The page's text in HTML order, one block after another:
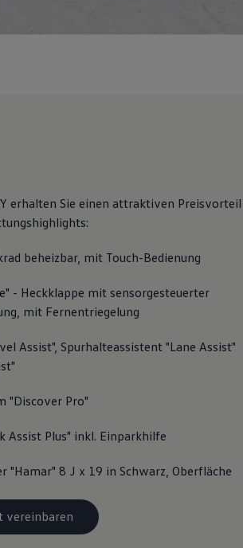
für Ihr Modell finden
Apps, Login und Shop
und Fahrzeug verbinden
Kundenbetreuung
und Kontrollleuchten
Betriebsanleitung
Beratung
R
Kundenbetreuung
erhalten Sie einen attraktiven Preisvorteil
beheizbar, mit Touch-Bedienung
- Heckklappe mit sensorgesteuerter
mit Fernentriegelung
Assist", Spurhalteassistent "Lane Assist"
"Discover Pro"
Assist Plus" inkl. Einparkhilfe
"Hamar" 8 J x 19 in Schwarz, Oberfläche
vereinbaren